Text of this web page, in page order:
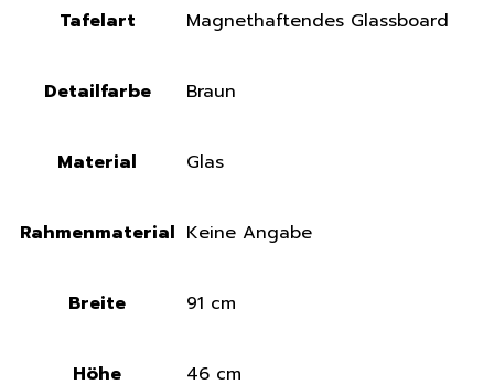
Tafelart Magnethaftendes Glassboard
Detailfarbe Braun
Material Glas
Rahmenmaterial Keine Angabe
Breite 91 cm
Höhe 46 cm